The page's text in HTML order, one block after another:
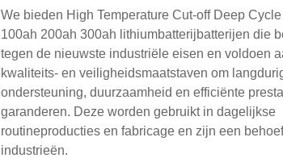
We bieden High Temperature Cut-off Deep
100ah 200ah 300ah lithiumbatterijbatterijen die
tegen de nieuwste industriële eisen en voldoen
kwaliteits- en veiligheidsmaatstaven om
ondersteuning, duurzaamheid en efficiënte
garanderen. Deze worden gebruikt in dagelijkse
routineproducties en fabricage en zijn een
industrieën.